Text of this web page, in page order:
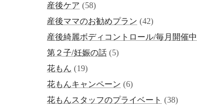
産後ケア (58)
産後ママのお勧めプラン (42)
産後綺麗ボディコントロール/毎月開催中
第２子/妊娠の話 (5)
花もん (19)
花もんキャンペーン (6)
花もんスタッフのプライベート (38)